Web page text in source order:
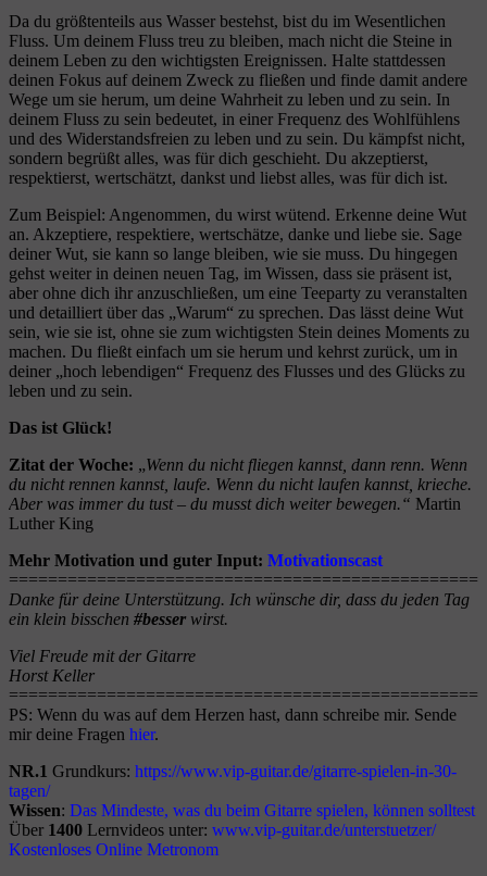
Da du größtenteils aus Wasser bestehst, bist du im Wesentlichen
Fluss. Um deinem Fluss treu zu bleiben, mach nicht die Steine in
deinem Leben zu den wichtigsten Ereignissen. Halte stattdessen
deinen Fokus auf deinem Zweck zu fließen und finde damit andere
Wege um sie herum, um deine Wahrheit zu leben und zu sein. In
deinem Fluss zu sein bedeutet, in einer Frequenz des Wohlfühlens
und des Widerstandsfreien zu leben und zu sein. Du kämpfst nicht,
sondern begrüßt alles, was für dich geschieht. Du akzeptierst,
respektierst, wertschätzt, dankst und liebst alles, was für dich ist.
Zum Beispiel: Angenommen, du wirst wütend. Erkenne deine Wut
an. Akzeptiere, respektiere, wertschätze, danke und liebe sie. Sage
deiner Wut, sie kann so lange bleiben, wie sie muss. Du hingegen
gehst weiter in deinen neuen Tag, im Wissen, dass sie präsent ist,
aber ohne dich ihr anzuschließen, um eine Teeparty zu veranstalten
und detailliert über das „Warum“ zu sprechen. Das lässt deine Wut
sein, wie sie ist, ohne sie zum wichtigsten Stein deines Moments zu
machen. Du fließt einfach um sie herum und kehrst zurück, um in
deiner „hoch lebendigen“ Frequenz des Flusses und des Glücks zu
leben und zu sein.
Das ist Glück!
Zitat der Woche: „Wenn du nicht fliegen kannst, dann renn. Wenn
du nicht rennen kannst, laufe. Wenn du nicht laufen kannst, krieche.
Aber was immer du tust – du musst dich weiter bewegen.“ Martin
Luther King
Mehr Motivation und guter Input: Motivationscast
============================
Danke für deine Unterstützung. Ich wünsche dir, dass du jeden Tag
ein klein bisschen #besser wirst.
Viel Freude mit der Gitarre
Horst Keller
PS: Wenn du was auf dem Herzen hast, dann schreibe mir. Sende
mir deine Fragen hier.
NR.1 Grundkurs: https://www.vip-guitar.de/gitarre-spielen-in-30-
tagen/
Wissen: Das Mindeste, was du beim Gitarre spielen, können solltest
Über 1400 Lernvideos unter: www.vip-guitar.de/unterstuetzer/
Kostenloses Online Metronom